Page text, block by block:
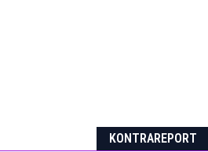
KONTRAREPORT